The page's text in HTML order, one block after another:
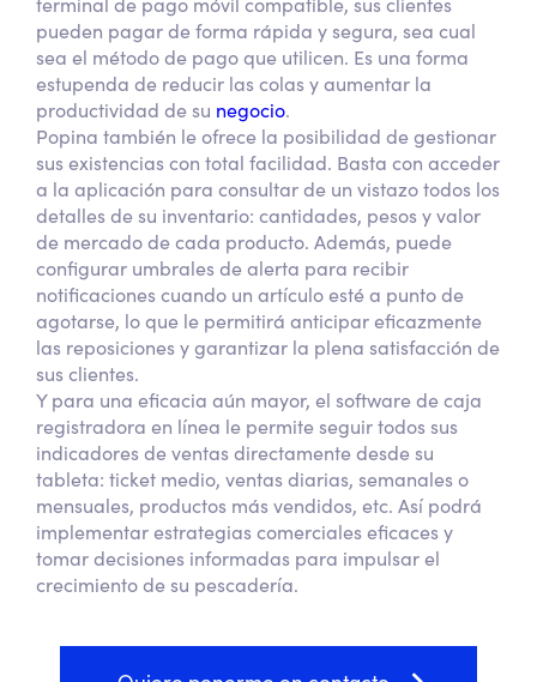
pueden pagar de forma rápida y segura, sea cual
sea el método de pago que utilicen. Es una forma
estupenda de reducir las colas y aumentar la
productividad de su negocio.
Popina también le ofrece la posibilidad de gestionar
sus existencias con total facilidad. Basta con acceder
a la aplicación para consultar de un vistazo todos los
detalles de su inventario: cantidades, pesos y valor
de mercado de cada producto. Además, puede
configurar umbrales de alerta para recibir
notificaciones cuando un artículo esté a punto de
agotarse, lo que le permitirá anticipar eficazmente
las reposiciones y garantizar la plena satisfacción de
sus clientes.
Y para una eficacia aún mayor, el software de caja
registradora en línea le permite seguir todos sus
indicadores de ventas directamente desde su
tableta: ticket medio, ventas diarias, semanales o
mensuales, productos más vendidos, etc. Así podrá
implementar estrategias comerciales eficaces y
tomar decisiones informadas para impulsar el
crecimiento de su pescadería.